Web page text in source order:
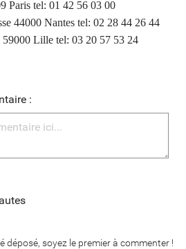
Paris tel: 01 42 56 03 00
44000 Nantes tel: 02 28 44 26 44
Lille tel: 03 20 57 53 24
:
déposé, soyez le premier à commenter !